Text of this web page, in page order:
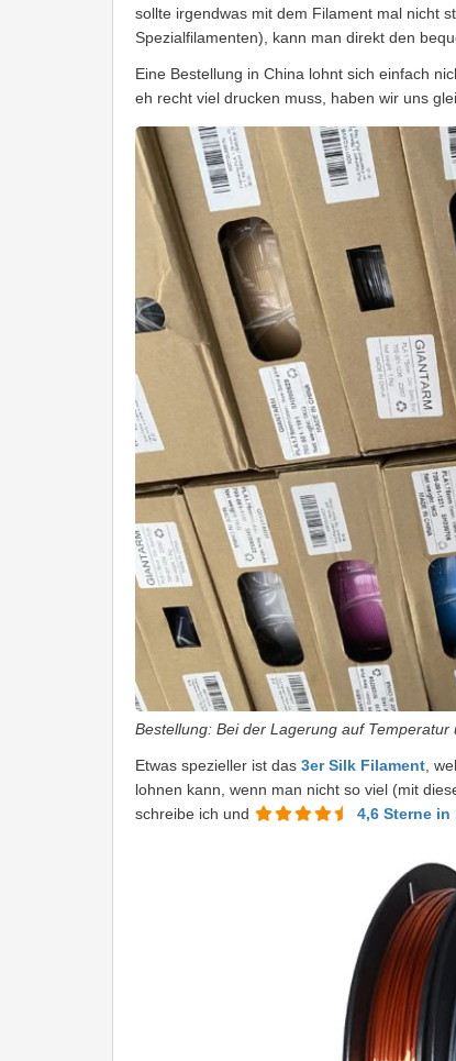
sollte irgendwas mit dem Filament mal nicht
Spezialfilamenten), kann man direkt den
Eine Bestellung in China lohnt sich einfach
eh recht viel drucken muss, haben wir uns
Bestellung: Bei der Lagerung auf
Etwas spezieller ist das 3er Silk Filament ,
lohnen kann, wenn man nicht so viel (mit
schreibe ich und
4,6 Sterne in